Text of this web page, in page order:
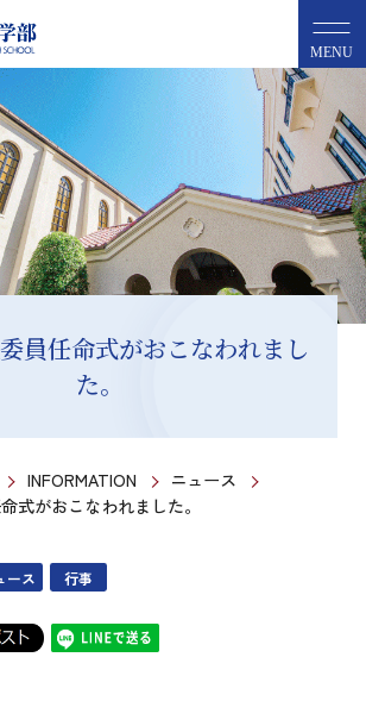
MENU
員任命式がおこなわれまし
た。
INFORMATION
ニュース
式がおこなわれました。
ース 行事